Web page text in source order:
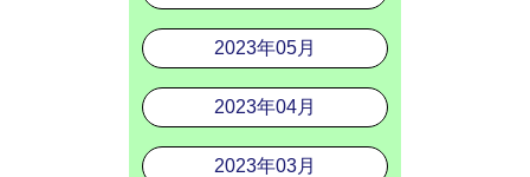
2023年05月
2023年04月
2023年03月